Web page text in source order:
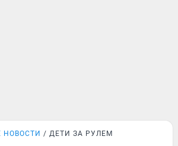
НОВОСТИ ДЕТИ ЗА РУЛЕМ